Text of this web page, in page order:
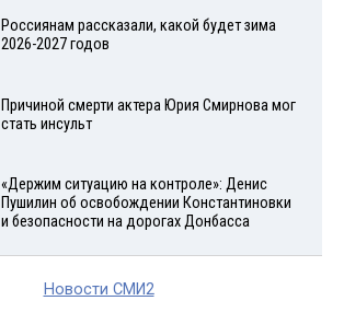
Россиянам рассказали, какой будет зима
2026-2027 годов
Причиной смерти актера Юрия Смирнова мог
стать инсульт
«Держим ситуацию на контроле»: Денис
Пушилин об освобождении Константиновки
и безопасности на дорогах Донбасса
Новости СМИ2